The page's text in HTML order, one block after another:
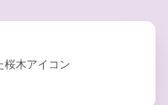
桜木アイコン